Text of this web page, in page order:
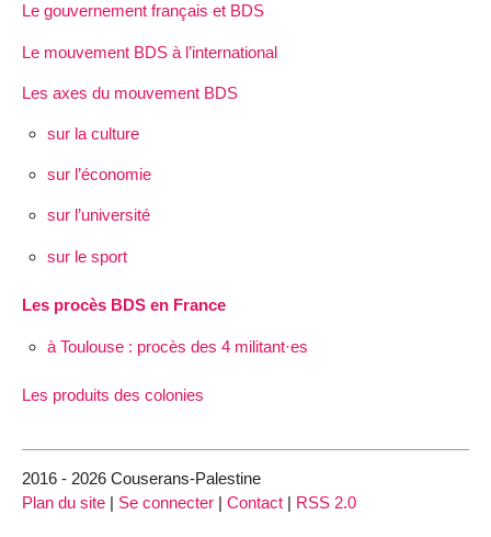
Le gouvernement français et BDS
Le mouvement BDS à l’international
Les axes du mouvement BDS
sur la culture
sur l’économie
sur l’université
sur le sport
Les procès BDS en France
à Toulouse : procès des 4 militant·es
Les produits des colonies
2016 - 2026 Couserans-Palestine
Plan du site
Se connecter Contact RSS 2.0